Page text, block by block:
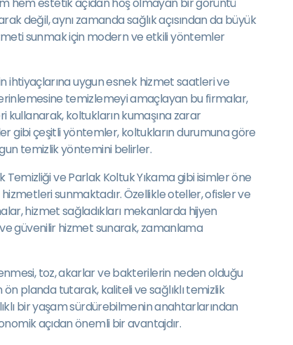
değil, aynı zamanda sağlık açısından da büyük
sunmak için modern ve etkili yöntemler
ihtiyaçlarına uygun esnek hizmet saatleri ve
temizlemeyi amaçlayan bu firmalar,
koltukların kumaşına zarar
gibi çeşitli yöntemler, koltukların durumuna göre
temizlik yöntemini belirler.
ve Parlak Koltuk Yıkama gibi isimler öne
sunmaktadır. Özellikle oteller, ofisler ve
hizmet sağladıkları mekanlarda hijyen
güvenilir hizmet sunarak, zamanlama
toz, akarlar ve bakterilerin neden olduğu
planda tutarak, kaliteli ve sağlıklı temizlik
bir yaşam sürdürebilmenin anahtarlarından
açıdan önemli bir avantajdır.